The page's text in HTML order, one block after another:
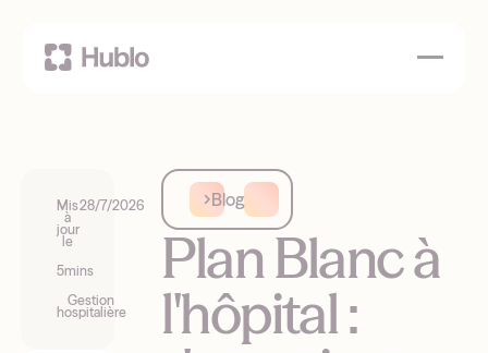
Mis
à
jour
le
28/7/2026
5mins
Gestion
hospitalière
Blog
Plan Blanc à
l'hôpital :